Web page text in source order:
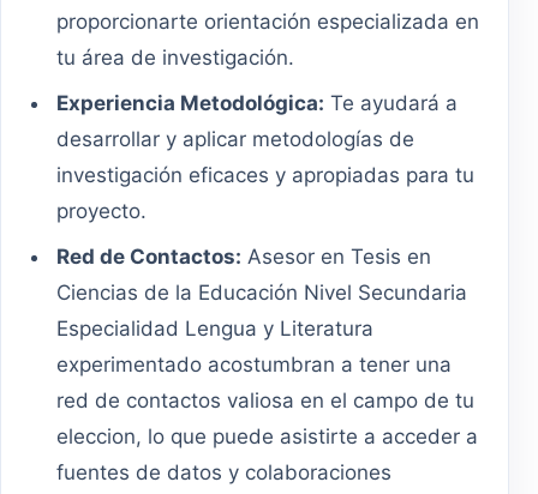
proporcionarte orientación especializada en
tu área de investigación.
Experiencia Metodológica: Te ayudará a
desarrollar y aplicar metodologías de
investigación eficaces y apropiadas para tu
proyecto.
Red de Contactos: Asesor en Tesis en
Ciencias de la Educación Nivel Secundaria
Especialidad Lengua y Literatura
experimentado acostumbran a tener una
red de contactos valiosa en el campo de tu
eleccion, lo que puede asistirte a acceder a
fuentes de datos y colaboraciones